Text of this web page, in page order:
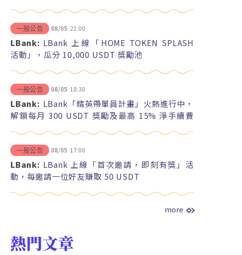
一般公告 08/05 21:00
LBank: LBank 上線「HOME TOKEN SPLASH
活動」，瓜分 10,000 USDT 獎勵池
一般公告 08/05 18:30
LBank: LBank「精英帶單員計畫」火熱進行中，
解鎖每月 300 USDT 獎勵及最高 15% 淨手續費
一般公告 08/05 17:00
LBank: LBank 上線「首次邀請，即刻有獎」活
動，每邀請一位好友賺取 50 USDT
more
熱門文章